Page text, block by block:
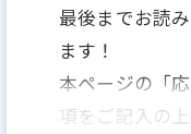
最後までお読
ます！
本ページの「
項をご記入の